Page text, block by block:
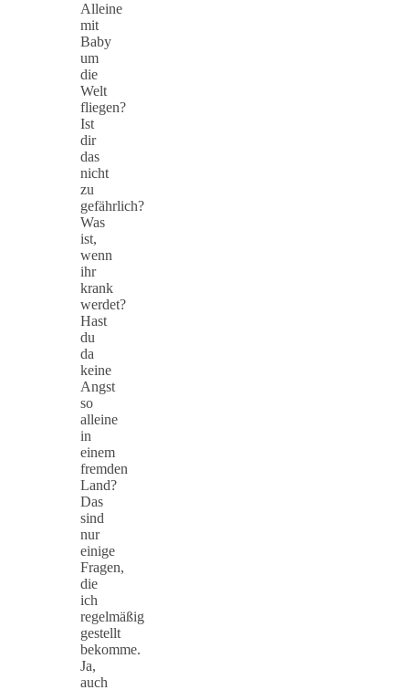
Alleine
mit
Baby
um
die
Welt
fliegen?
Ist
dir
das
nicht
zu
gefährlich?
Was
ist,
wenn
ihr
krank
werdet?
Hast
du
da
keine
Angst
so
alleine
in
einem
fremden
Land?
Das
sind
nur
einige
Fragen,
die
ich
regelmäßig
gestellt
bekomme.
Ja,
auch